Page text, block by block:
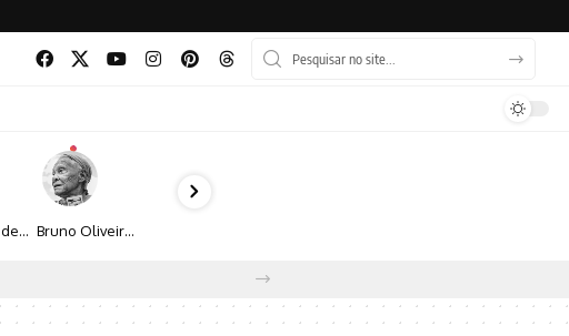
Fotografia de Fátima Carlini transforma paisagens naturais em experiências de contemplação Bruno Oliveira retrata o cotidiano urbano por meio da fotografia em preto e branco